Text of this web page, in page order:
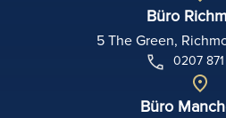
Büro
5 The Green,
0207
Büro